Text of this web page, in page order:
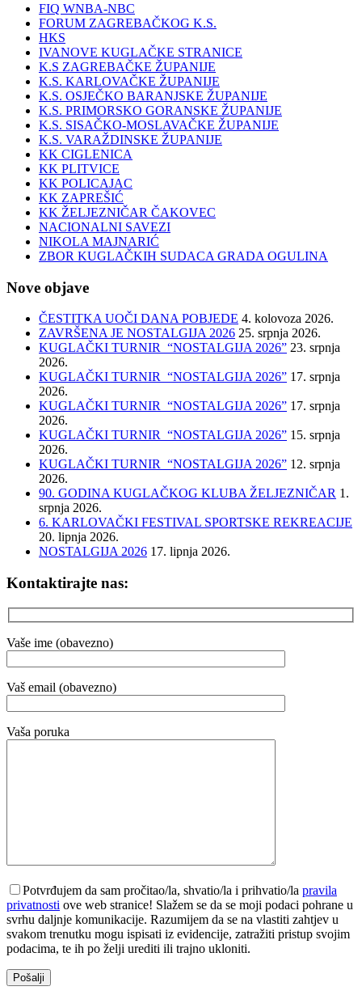
FIQ WNBA-NBC
FORUM ZAGREBAČKOG K.S.
HKS
IVANOVE KUGLAČKE STRANICE
K.S ZAGREBAČKE ŽUPANIJE
K.S. KARLOVAČKE ŽUPANIJE
K.S. OSJEČKO BARANJSKE ŽUPANIJE
K.S. PRIMORSKO GORANSKE ŽUPANIJE
K.S. SISAČKO-MOSLAVAČKE ŽUPANIJE
K.S. VARAŽDINSKE ŽUPANIJE
KK CIGLENICA
KK PLITVICE
KK POLICAJAC
KK ZAPREŠIĆ
KK ŽELJEZNIČAR ČAKOVEC
NACIONALNI SAVEZI
NIKOLA MAJNARIĆ
ZBOR KUGLAČKIH SUDACA GRADA OGULINA
Nove objave
ČESTITKA UOČI DANA POBJEDE 4. kolovoza 2026.
ZAVRŠENA JE NOSTALGIJA 2026 25. srpnja 2026.
KUGLAČKI TURNIR “NOSTALGIJA 2026” 23. srpnja
2026.
KUGLAČKI TURNIR “NOSTALGIJA 2026” 17. srpnja
2026.
KUGLAČKI TURNIR “NOSTALGIJA 2026” 17. srpnja
2026.
KUGLAČKI TURNIR “NOSTALGIJA 2026” 15. srpnja
2026.
KUGLAČKI TURNIR “NOSTALGIJA 2026” 12. srpnja
2026.
90. GODINA KUGLAČKOG KLUBA ŽELJEZNIČAR 1.
srpnja 2026.
6. KARLOVAČKI FESTIVAL SPORTSKE REKREACIJE
20. lipnja 2026.
NOSTALGIJA 2026 17. lipnja 2026.
Kontaktirajte nas:
Vaše ime (obavezno)
Vaš email (obavezno)
Vaša poruka
Potvrđujem da sam pročitao/la, shvatio/la i prihvatio/la pravila
privatnosti ove web stranice! Slažem se da se moji podaci pohrane u
svrhu daljnje komunikacije. Razumijem da se na vlastiti zahtjev u
svakom trenutku mogu ispisati iz evidencije, zatražiti pristup svojim
podacima, te ih po želji urediti ili trajno ukloniti.